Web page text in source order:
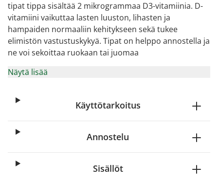
tipat tippa sisältää 2 mikrogrammaa D3-vitamiinia. D-
vitamiini vaikuttaa lasten luuston, lihasten ja
hampaiden normaaliin kehitykseen sekä tukee
elimistön vastustuskykyä. Tipat on helppo annostella ja
ne voi sekoittaa ruokaan tai juomaa
Näytä lisää
Käyttötarkoitus
Annostelu
Sisällöt